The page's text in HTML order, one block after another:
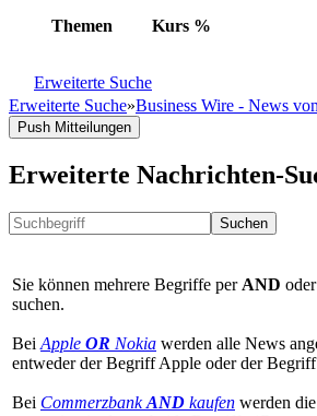
Themen Kurs %
Erweiterte Suche
Erweiterte Suche»Business Wire - News
Push Mitteilungen
Erweiterte Nachrichten-
Suchen
Sie können mehrere Begriffe per AND oder
suchen.
Bei Apple OR Nokia werden alle News
entweder der Begriff Apple oder der
Bei CommerzbankAND kaufen werden